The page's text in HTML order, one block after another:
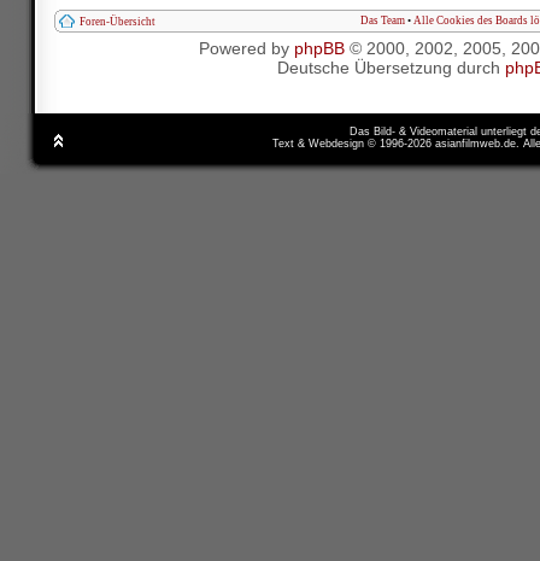
Foren-Übersicht Das Team • Alle Cookies des Boards
Powered by phpBB© 2000, 2002, 2005,
Deutsche Übersetzung durch
Das Bild- & Videomaterial unterliegt
Text & Webdesign © 1996-2026 asianfilmweb.de.